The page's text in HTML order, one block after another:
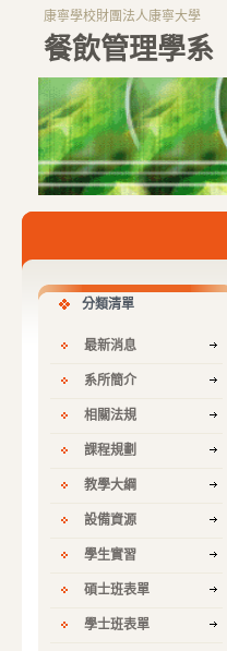
餐飲管理學系
康寧學校財團法人康寧大學
分類清單
最新消息
系所簡介
相關法規
課程規劃
教學大綱
設備資源
學生實習
碩士班表單
學士班表單